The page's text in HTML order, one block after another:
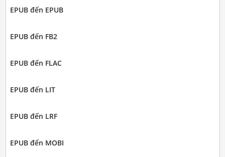
EPUB đến EPUB
EPUB đến FB2
EPUB đến FLAC
EPUB đến LIT
EPUB đến LRF
EPUB đến MOBI